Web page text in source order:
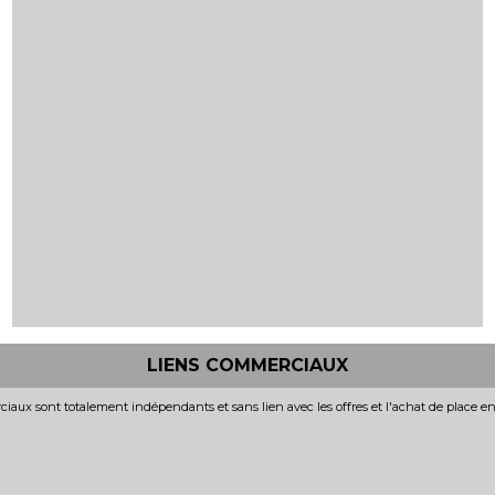
LIENS COMMERCIAUX
sont totalement indépendants et sans lien avec les offres et l'achat de place